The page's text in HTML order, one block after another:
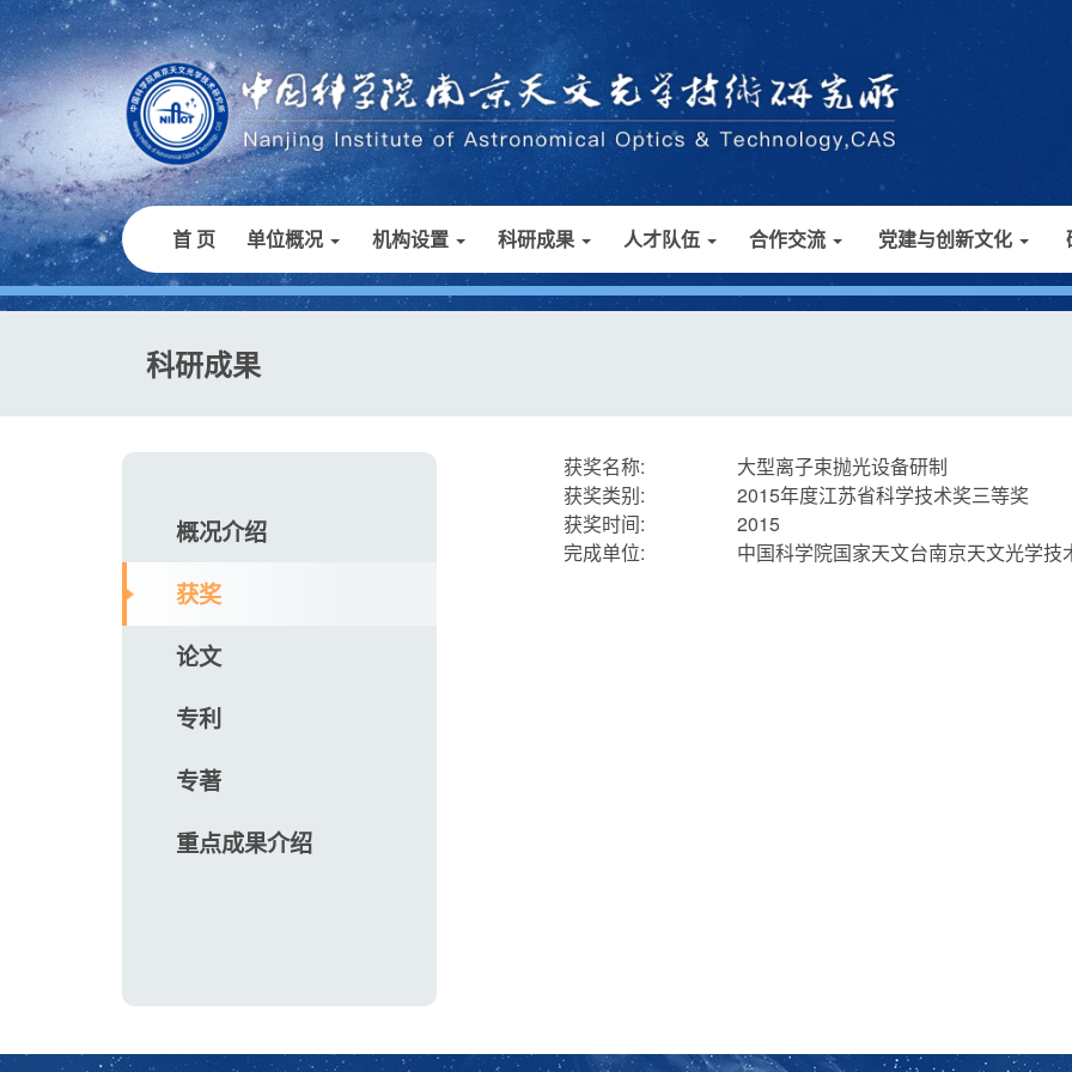
首 页 单位概况 机构设置 科研成果 人才队伍 合作交流 党建与创新文化
科研成果
概况介绍
获奖
论文
专利
专著
重点成果介绍
获奖名称:
大型离子束抛光设备研制
获奖类别:
2015年度江苏省科学技术奖三等奖
获奖时间:
2015
完成单位:
中国科学院国家天文台南京天文光学技